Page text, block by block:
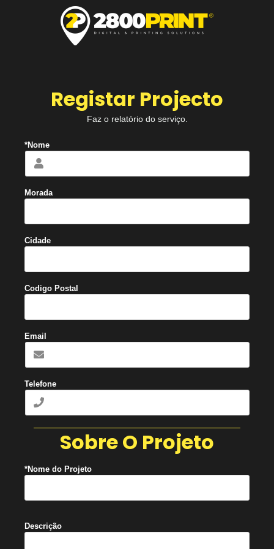
Registar Projecto​
Faz o relatório do serviço.
*Nome
Morada
Cidade
Codigo Postal
Email
Telefone
Sobre O Projeto
*Nome do Projeto
Descrição